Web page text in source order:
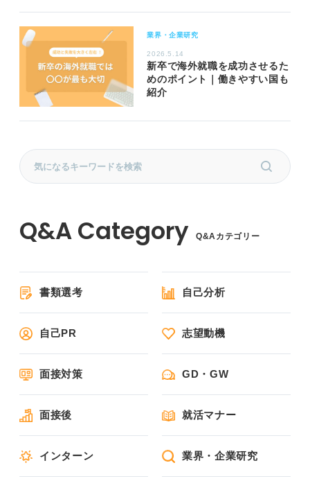
業界・企業研究
2026.5.14
新卒で海外就職を成功させるた
めのポイント｜働きやすい国も
紹介
Q&Aカテゴリー
書類選考 自己分析
自己PR 志望動機
面接対策 GD・GW
面接後 就活マナー
インターン 業界・企業研究